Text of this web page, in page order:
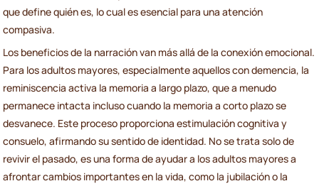
que define quién es, lo cual es esencial para una atención
compasiva.
Los beneficios de la narración van más allá de la conexión emocional.
Para los adultos mayores, especialmente aquellos con demencia, la
reminiscencia activa la memoria a largo plazo, que a menudo
permanece intacta incluso cuando la memoria a corto plazo se
desvanece. Este proceso proporciona estimulación cognitiva y
consuelo, afirmando su sentido de identidad. No se trata solo de
revivir el pasado, es una forma de ayudar a los adultos mayores a
afrontar cambios importantes en la vida, como la jubilación o la